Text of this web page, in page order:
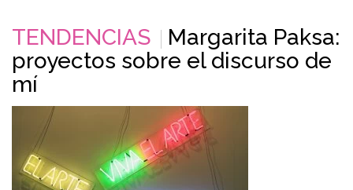
TENDENCIAS
Margarita Paksa:
proyectos sobre el discurso de
mí